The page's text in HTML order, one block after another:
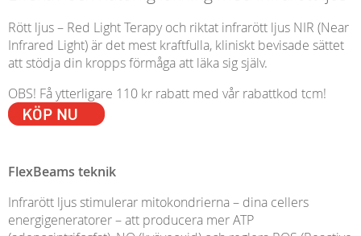
Rött ljus – Red Light Terapy och riktat infrarött ljus NIR (Near
Infrared Light) är det mest kraftfulla, kliniskt bevisade sättet
att stödja din kropps förmåga att läka sig själv.
OBS! Få ytterligare 110 kr rabatt med vår rabattkod tcm!
FlexBeams teknik
Infrarött ljus stimulerar mitokondrierna – dina cellers
energigeneratorer – att producera mer ATP